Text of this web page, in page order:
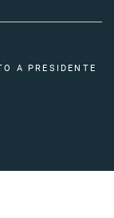
A PRESIDENTE